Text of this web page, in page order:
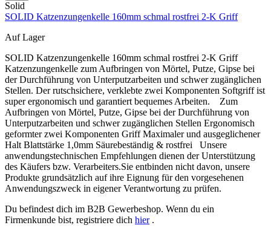
Solid
SOLID Katzenzungenkelle 160mm schmal rostfrei 2-K Griff
Auf Lager
SOLID Katzenzungenkelle 160mm schmal rostfrei 2-K Griff
Katzenzungenkelle zum Aufbringen von Mörtel, Putze, Gipse bei
der Durchführung von Unterputzarbeiten und schwer zugänglichen
Stellen. Der rutschsichere, verklebte zwei Komponenten Softgriff ist
super ergonomisch und garantiert bequemes Arbeiten. Zum
Aufbringen von Mörtel, Putze, Gipse bei der Durchführung von
Unterputzarbeiten und schwer zugänglichen Stellen Ergonomisch
geformter zwei Komponenten Griff Maximaler und ausgeglichener
Halt Blattstärke 1,0mm Säurebeständig & rostfrei Unsere
anwendungstechnischen Empfehlungen dienen der Unterstützung
des Käufers bzw. Verarbeiters.Sie entbinden nicht davon, unsere
Produkte grundsätzlich auf ihre Eignung für den vorgesehenen
Anwendungszweck in eigener Verantwortung zu prüfen.
Du befindest dich im B2B Gewerbeshop. Wenn du ein
Firmenkunde bist, registriere dich hier.